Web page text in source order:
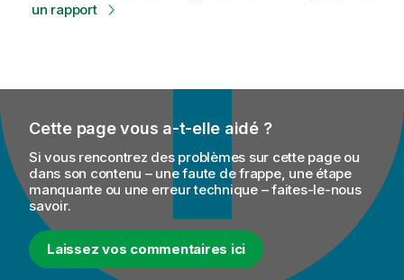
un rapport
Cette page vous a-t-elle aidé ?
Si vous rencontrez des problèmes sur cette page ou
dans son contenu – une faute de frappe, une étape
manquante ou une erreur technique – faites-le-nous
savoir.
Laissez vos commentaires ici